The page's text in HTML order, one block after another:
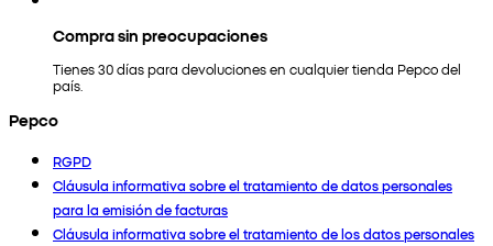
Compra sin preocupaciones
Tienes 30 días para devoluciones en cualquier tienda Pepco del
país.
Pepco
RGPD
Cláusula informativa sobre el tratamiento de datos personales
para la emisión de facturas
Cláusula informativa sobre el tratamiento de los datos personales